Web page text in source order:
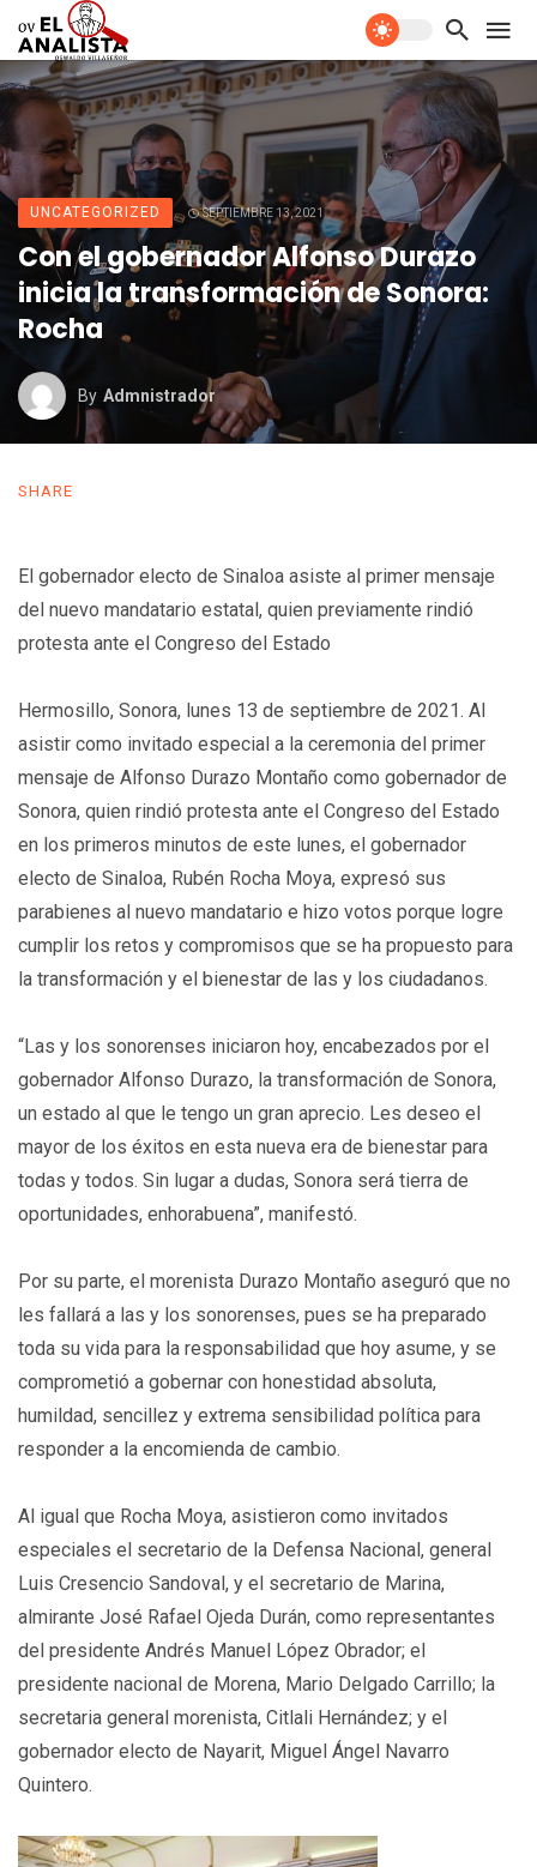
UNCATEGORIZED SEPTIEMBRE 13, 2021
Con el gobernador Alfonso Durazo
inicia la transformación de Sonora:
Rocha
By Admnistrador
SHARE
El gobernador electo de Sinaloa asiste al primer mensaje
del nuevo mandatario estatal, quien previamente rindió
protesta ante el Congreso del Estado
Hermosillo, Sonora, lunes 13 de septiembre de 2021. Al
asistir como invitado especial a la ceremonia del primer
mensaje de Alfonso Durazo Montaño como gobernador de
Sonora, quien rindió protesta ante el Congreso del Estado
en los primeros minutos de este lunes, el gobernador
electo de Sinaloa, Rubén Rocha Moya, expresó sus
parabienes al nuevo mandatario e hizo votos porque logre
cumplir los retos y compromisos que se ha propuesto para
la transformación y el bienestar de las y los ciudadanos.
“Las y los sonorenses iniciaron hoy, encabezados por el
gobernador Alfonso Durazo, la transformación de Sonora,
un estado al que le tengo un gran aprecio. Les deseo el
mayor de los éxitos en esta nueva era de bienestar para
todas y todos. Sin lugar a dudas, Sonora será tierra de
oportunidades, enhorabuena”, manifestó.
Por su parte, el morenista Durazo Montaño aseguró que no
les fallará a las y los sonorenses, pues se ha preparado
toda su vida para la responsabilidad que hoy asume, y se
comprometió a gobernar con honestidad absoluta,
humildad, sencillez y extrema sensibilidad política para
responder a la encomienda de cambio.
Al igual que Rocha Moya, asistieron como invitados
especiales el secretario de la Defensa Nacional, general
Luis Cresencio Sandoval, y el secretario de Marina,
almirante José Rafael Ojeda Durán, como representantes
del presidente Andrés Manuel López Obrador; el
presidente nacional de Morena, Mario Delgado Carrillo; la
secretaria general morenista, Citlali Hernández; y el
gobernador electo de Nayarit, Miguel Ángel Navarro
Quintero.